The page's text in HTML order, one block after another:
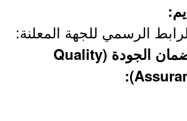
الرسمي للجهة المعلنة:
1- مسؤول ضمان الجودة (Quality